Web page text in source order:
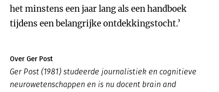
het minstens een jaar lang als een handboek
tijdens een belangrijke ontdekkingstocht.’
Over Ger Post
Ger Post (1981) studeerde journalistiek en cognitieve
neurowetenschappen en is nu docent brain and